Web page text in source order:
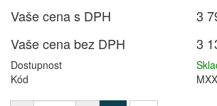
Vaše cena s DPH
3
Vaše cena bez DPH
3
Dostupnost
Kód